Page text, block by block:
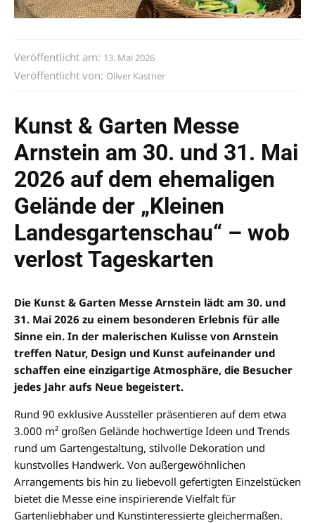
Veröffentlicht am: 13. Mai 2026
Veröffentlicht von: Oliver Kastner
Kunst & Garten Messe
Arnstein am 30. und 31. Mai
2026 auf dem ehemaligen
Gelände der „Kleinen
Landesgartenschau“ – wob
verlost Tageskarten
Die Kunst & Garten Messe Arnstein lädt am 30. und
31. Mai 2026 zu einem besonderen Erlebnis für alle
Sinne ein. In der malerischen Kulisse von Arnstein
treffen Natur, Design und Kunst aufeinander und
schaffen eine einzigartige Atmosphäre, die Besucher
jedes Jahr aufs Neue begeistert.
Rund 90 exklusive Aussteller präsentieren auf dem etwa
3.000 m² großen Gelände hochwertige Ideen und Trends
rund um Gartengestaltung, stilvolle Dekoration und
kunstvolles Handwerk. Von außergewöhnlichen
Arrangements bis hin zu liebevoll gefertigten Einzelstücken
bietet die Messe eine inspirierende Vielfalt für
Gartenliebhaber und Kunstinteressierte gleichermaßen.